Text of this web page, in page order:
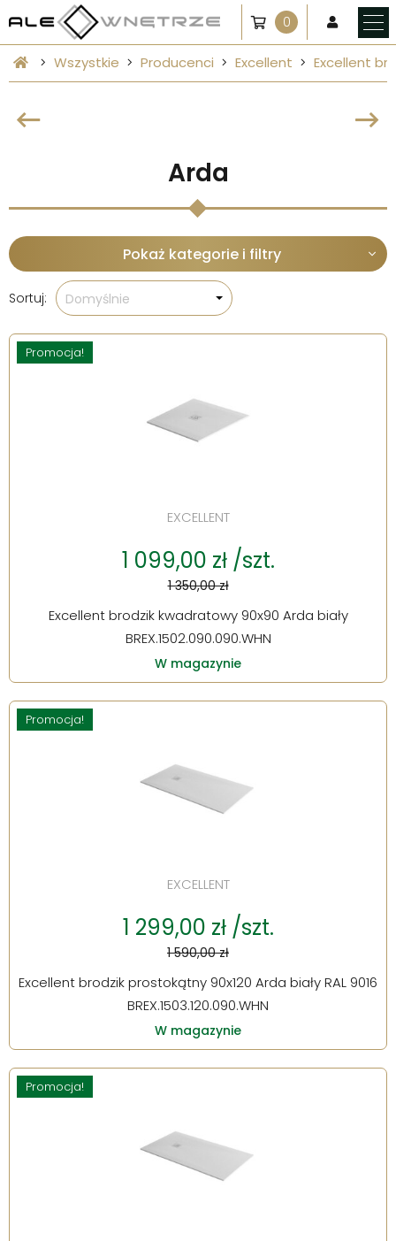
0
Wszystkie Producenci Excellent Excellent
Arda
Pokaż kategorie i filtry
Sortuj: Domyślnie
Promocja!
EXCELLENT
1 099,00 zł /szt.
1 350,00 zł
Excellent brodzik kwadratowy 90x90 Arda biały
BREX.1502.090.090.WHN
W magazynie
Promocja!
EXCELLENT
1 299,00 zł /szt.
1 590,00 zł
Excellent brodzik prostokątny 90x120 Arda biały RAL 9016
BREX.1503.120.090.WHN
W magazynie
Promocja!